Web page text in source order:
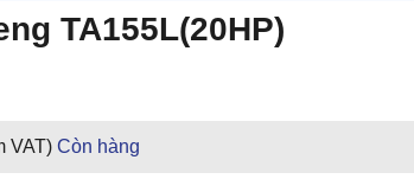
TA155L(20HP)
VAT) Còn hàng